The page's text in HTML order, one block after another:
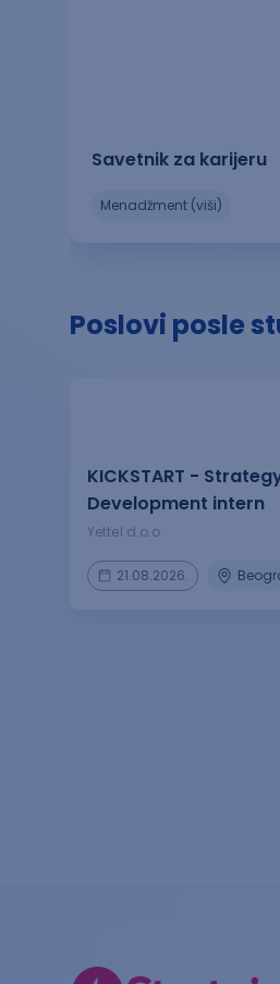
Savetnik za karijeru
menadžment (viši)
Poslovi posle
KICKSTART -
Development intern
Yettel d.o.o.
21.08.2026.